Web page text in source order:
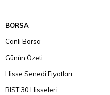
BORSA
Canlı Borsa
Günün Özeti
Hisse Senedi Fiyatları
BIST 30 Hisseleri